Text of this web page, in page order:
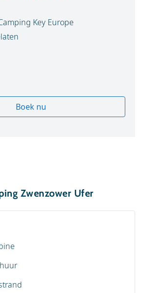
Key Europe
Boek nu
Zwenzower Ufer